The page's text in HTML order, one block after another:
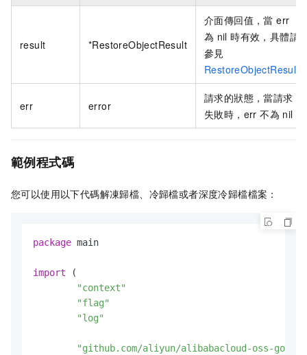
result *RestoreObjectResult
介面傳回值，當 err
為 nil 時有效，具體請
參見
RestoreObjectResult
err error
請求的狀態，當請求
失敗時，err 不為 nil
範例程式碼
您可以使用以下代碼解凍歸檔、冷歸檔或者深度冷歸檔檔案：
package main
import (
"context"
"flag"
"log"
"github.com/aliyun/alibabacloud-oss-go-